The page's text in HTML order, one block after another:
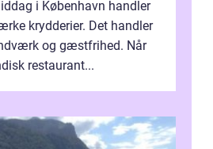
i København handler
krydderier. Det handler
og gæstfrihed. Når
restaurant...